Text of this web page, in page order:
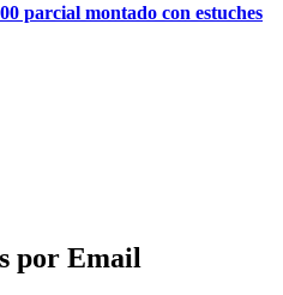
parcial montado con estuches
por Email